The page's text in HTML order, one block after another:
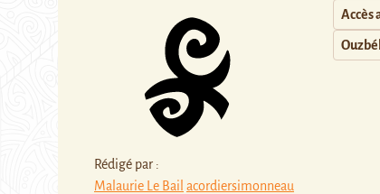
Rédigé par :
Malaurie Le Bail acordiersimonneau
Accès